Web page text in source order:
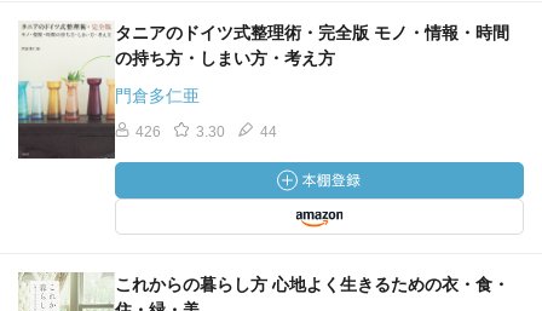
タニアのドイツ式整理術・完全版 モノ・情報・時間
の持ち方・しまい方・考え方
門倉多仁亜
426 3.30 44
これからの暮らし方 心地よく生きるための衣・食・